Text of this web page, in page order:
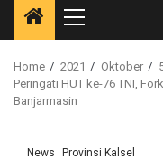
Primary
Menu
Home 2021 Oktober
Peringati HUT ke-76 TNI,
Banjarmasin
News Provinsi Kalsel